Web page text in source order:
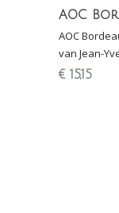
AOC
AOC
van Jean-
gemaakt
€ 15,15